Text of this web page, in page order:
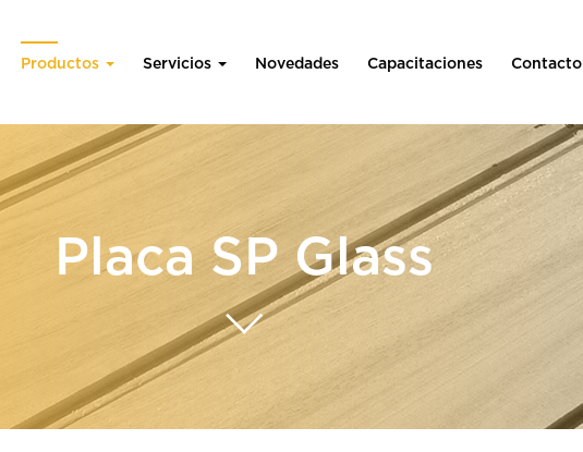
Productos Servicios Novedades Capacitaciones Contacto
Placa SP Glass